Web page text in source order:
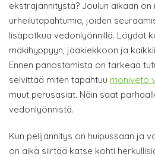
ekstrajännitystä? Joulun aikaan on
urheilutapahtumia, joiden
lisäpotkua vedonlyönnillä. Löydät
mäkihyppyyn, jääkiekkoon ja
Ennen panostamista on tärkeää
selvittää miten tapahtuu moniveto
muut perusasiat. Näin saat
vedonlyönnistä.
Kun pelijännitys on huipussaan ja
on aika siirtää katse kohti